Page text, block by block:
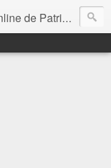
Vittorazzi especialmente para você